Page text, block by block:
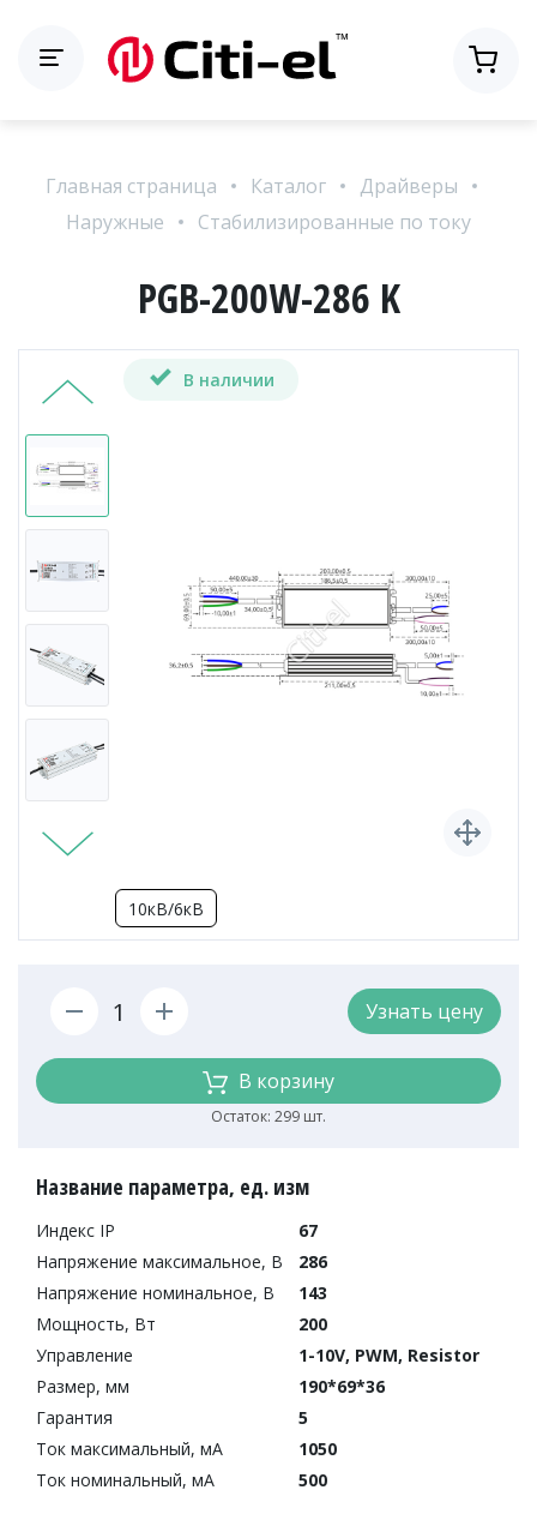
Главная страница Каталог
Драйверы
Наружные
Стабилизированные по току
PGB-200W-286 K
В наличии
10кВ/6кВ
Узнать цену
В корзину
Остаток: 299 шт.
Название параметра, ед. изм
Индекс IP
67
Напряжение максимальное, В
286
Напряжение номинальное, В
143
Мощность, Вт
200
Управление
1-10V, PWM, Resistor
Размер, мм
190*69*36
Гарантия
5
Ток максимальный, мА
1050
Ток номинальный, мА
500